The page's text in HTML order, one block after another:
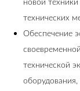
новой
технических
Обеспечение
технической